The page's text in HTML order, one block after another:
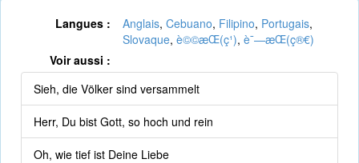
Langues : Anglais, Cebuano, Filipino, Portugais,
Slovaque, è©©æ­Œ(ç¹), è¯—æ­Œ(ç®€)
Voir aussi :
Sieh, die Völker sind versammelt
Herr, Du bist Gott, so hoch und rein
Oh, wie tief ist Deine Liebe